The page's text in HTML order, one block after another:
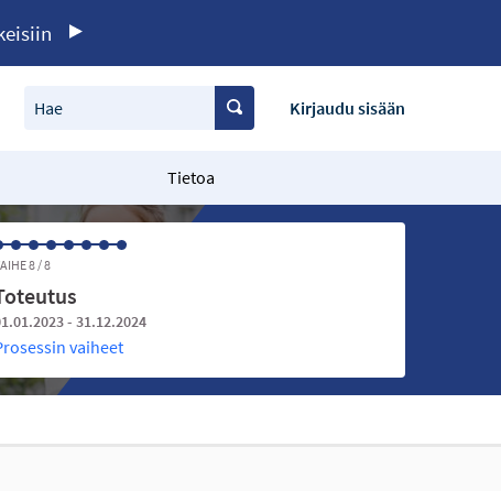
Hae Kirjaudu sisään
Tietoa
8 / 8
- 31.12.2024
vaiheet